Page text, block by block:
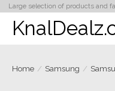
Large selection of products and
Home / Samsung /